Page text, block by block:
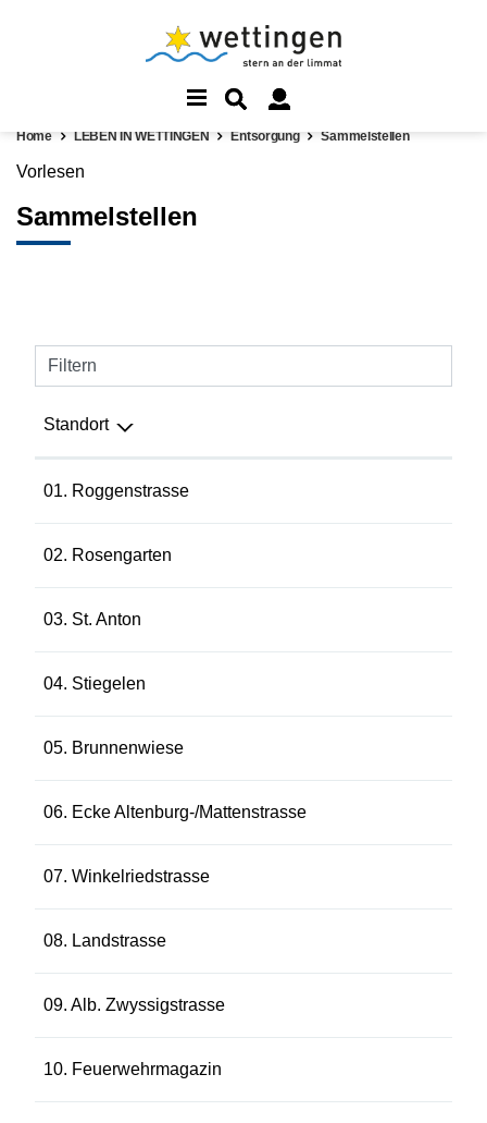
Home LEBEN IN WETTINGEN Entsorgung Sammelstellen
Vorlesen
Sammelstellen
Filtern
Standort
01. Roggenstrasse
02. Rosengarten
03. St. Anton
04. Stiegelen
05. Brunnenwiese
06. Ecke Altenburg-/Mattenstrasse
07. Winkelriedstrasse
08. Landstrasse
09. Alb. Zwyssigstrasse
10. Feuerwehrmagazin